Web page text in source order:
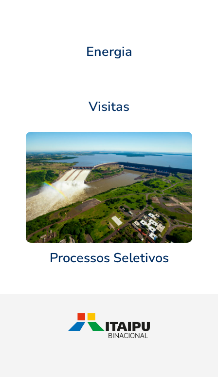
Energia
Visitas
Processos Seletivos